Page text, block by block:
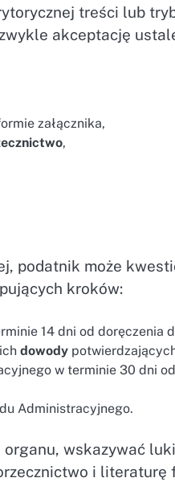
treści lub
akceptację
załącznika,
,
podatnik może
kroków:
14 dni od doręczenia
dowody
w terminie 30 dni
Administracyjnego.
wskazywać
i literaturę